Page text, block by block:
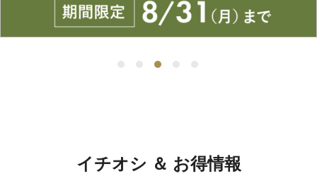
イチオシ ＆ お得情報